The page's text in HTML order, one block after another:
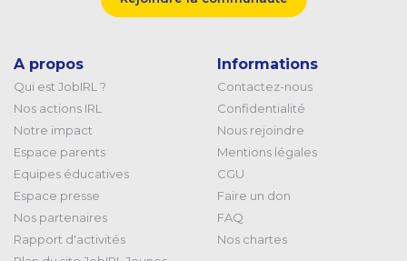
A propos
Qui est JobIRL ?
Nos actions IRL
Notre impact
Espace parents
Equipes éducatives
Espace presse
Nos partenaires
Rapport d'activités
Informations
Contactez-nous
Confidentialité
Nous rejoindre
Mentions légales
CGU
Faire un don
FAQ
Nos chartes